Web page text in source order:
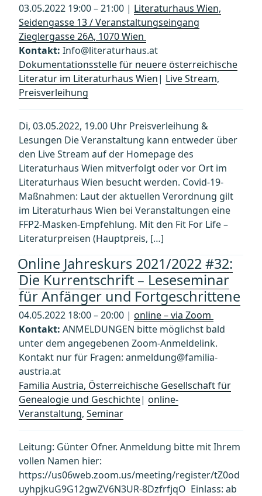
03.05.2022 19:00 – 21:00 | Literaturhaus Wien,
Seidengasse 13 / Veranstaltungseingang
Zieglergasse 26A, 1070 Wien
Kontakt: Info@literaturhaus.at
Dokumentationsstelle für neuere österreichische
Literatur im Literaturhaus Wien| Live Stream,
Preisverleihung
Di, 03.05.2022, 19.00 Uhr Preisverleihung &
Lesungen Die Veranstaltung kann entweder über
den Live Stream auf der Homepage des
Literaturhaus Wien mitverfolgt oder vor Ort im
Literaturhaus Wien besucht werden. Covid-19-
Maßnahmen: Laut der aktuellen Verordnung gilt
im Literaturhaus Wien bei Veranstaltungen eine
FFP2-Masken-Empfehlung. Mit den Fit For Life –
Literaturpreisen (Hauptpreis, […]
Online Jahreskurs 2021/2022 #32:
Die Kurrentschrift – Leseseminar
für Anfänger und Fortgeschrittene
04.05.2022 18:00 – 20:00 | online – via Zoom
Kontakt: ANMELDUNGEN bitte möglichst bald
unter dem angegebenen Zoom-Anmeldelink.
Kontakt nur für Fragen: anmeldung@familia-
austria.at
Familia Austria, Österreichische Gesellschaft für
Genealogie und Geschichte| online-
Veranstaltung, Seminar
Leitung: Günter Ofner. Anmeldung bitte mit Ihrem
vollen Namen hier:
https://us06web.zoom.us/meeting/register/tZ0od
uyhpjkuG9G12gwZV6N3UR-8DzfrfjqO Einlass: ab